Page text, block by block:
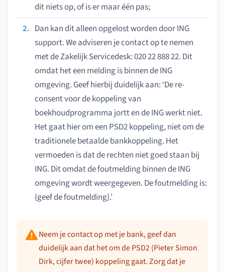
dit niets op, of is er maar één pas;
Dan kan dit alleen opgelost worden door ING
support. We adviseren je contact op te nemen
met de Zakelijk Servicedesk: 020 22 888 22. Dit
omdat het een melding is binnen de ING
omgeving. Geef hierbij duidelijk aan: ‘De re-
consent voor de koppeling van
boekhoudprogramma jortt en de ING werkt niet.
Het gaat hier om een PSD2 koppeling, niet om de
traditionele betaalde bankkoppeling. Het
vermoeden is dat de rechten niet goed staan bij
ING. Dit omdat de foutmelding binnen de ING
omgeving wordt weergegeven. De foutmelding is:
{geef de foutmelding}.’
Neem je contact op met je bank, geef dan
duidelijk aan dat het om de PSD2 (Pieter Simon
Dirk, cijfer twee) koppeling gaat. Zorg dat je